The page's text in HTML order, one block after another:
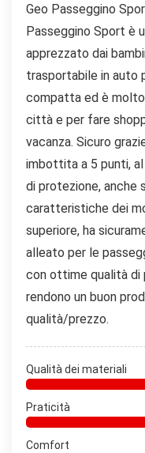
Geo Passeggino
Passeggino Sport è
apprezzato dai
trasportabile in auto
compatta ed è molto
città e per fare
vacanza. Sicuro
imbottita a 5 punti,
di protezione, anche
caratteristiche dei
superiore, ha
alleato per le
con ottime qualità di
rendono un buon
qualità/prezzo.
Qualità dei materiali
Praticità
Comfort